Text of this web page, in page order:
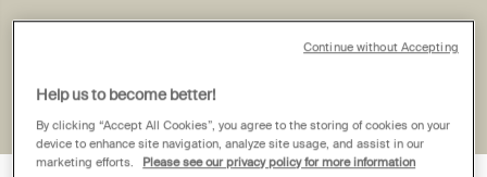
Help us to become better!
By clicking “Accept All Cookies”, you agree to the storing of cookies on your
device to enhance site navigation, analyze site usage, and assist in our
marketing efforts.
Please see our privacy policy for more information
Continue without Accepting